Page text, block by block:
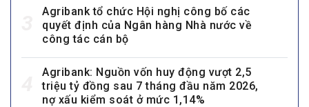
Agribank tổ chức Hội nghị công bố các
quyết định của Ngân hàng Nhà nước về
công tác cán bộ
Agribank: Nguồn vốn huy động vượt 2,5
triệu tỷ đồng sau 7 tháng đầu năm 2026,
nợ xấu kiểm soát ở mức 1,14%